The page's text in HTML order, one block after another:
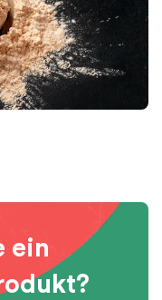
ein